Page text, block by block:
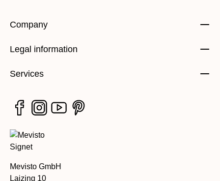
Company
Legal information
Services
Mevisto GmbH
Laizing 10